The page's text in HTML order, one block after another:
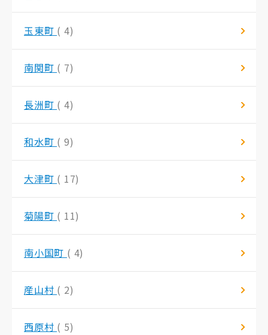
玉東町 ( 4)
南関町 ( 7)
長洲町 ( 4)
和水町 ( 9)
大津町 ( 17)
菊陽町 ( 11)
南小国町 ( 4)
産山村 ( 2)
西原村 ( 5)